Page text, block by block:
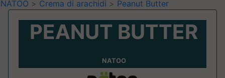
NATOO > Crema di arachidi > Peanut Butter
PEANUT BUTTER
NATOO